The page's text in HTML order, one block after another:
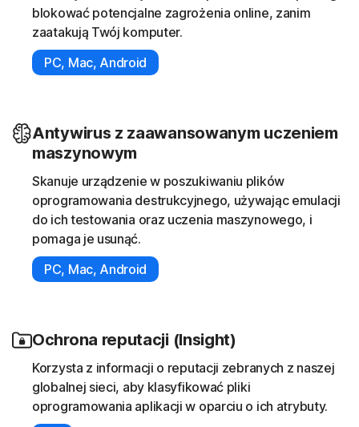
blokować potencjalne zagrożenia online, zanim
zaatakują Twój komputer.
PC, Mac, Android
Antywirus z zaawansowanym uczeniem
maszynowym
Skanuje urządzenie w poszukiwaniu plików
oprogramowania destrukcyjnego, używając emulacji
do ich testowania oraz uczenia maszynowego, i
pomaga je usunąć.
PC, Mac, Android
Ochrona reputacji (Insight)
Korzysta z informacji o reputacji zebranych z naszej
globalnej sieci, aby klasyfikować pliki
oprogramowania aplikacji w oparciu o ich atrybuty.